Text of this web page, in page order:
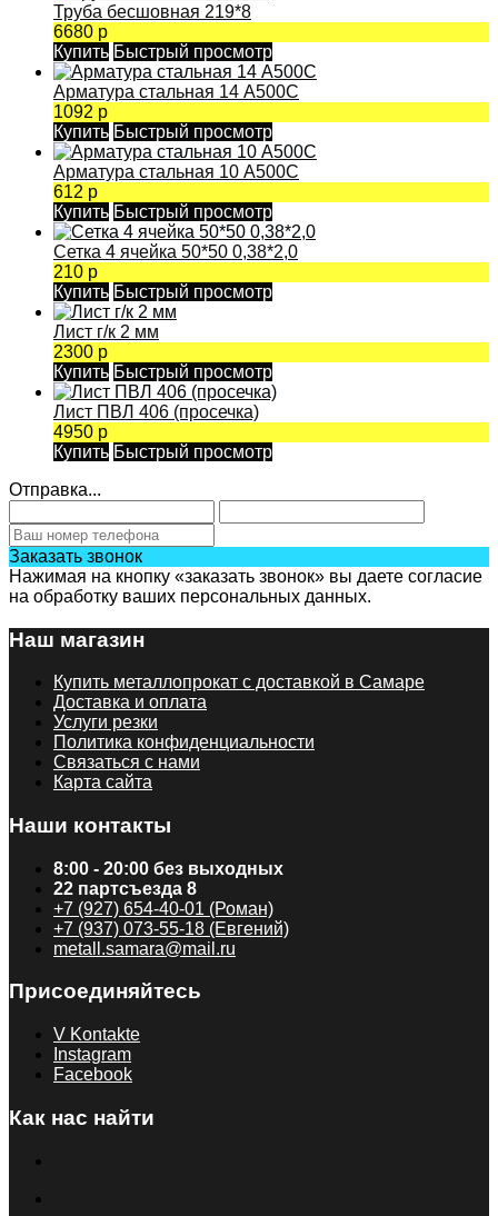
Труба бесшовная 219*8
6680 р
Купить Быстрый просмотр
Арматура стальная 14 А500С
1092 р
Купить Быстрый просмотр
Арматура стальная 10 А500С
612 р
Купить Быстрый просмотр
Сетка 4 ячейка 50*50 0,38*2,0
210 р
Купить Быстрый просмотр
Лист г/к 2 мм
2300 р
Купить Быстрый просмотр
Лист ПВЛ 406 (просечка)
4950 р
Купить Быстрый просмотр
Отправка...
Заказать звонок
Нажимая на кнопку «заказать звонок» вы даете согласие
на обработку ваших персональных данных.
Наш магазин
Купить металлопрокат с доставкой в Самаре
Доставка и оплата
Услуги резки
Политика конфиденциальности
Связаться с нами
Карта сайта
Наши контакты
8:00 - 20:00 без выходных
22 партсъезда 8
+7 (927) 654-40-01 (Роман)
+7 (937) 073-55-18 (Евгений)
metall.samara@mail.ru
Присоединяйтесь
V Kontakte
Instagram
Facebook
Как нас найти